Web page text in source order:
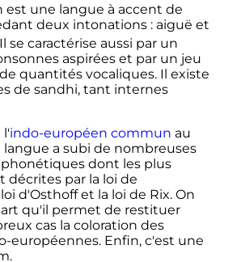
est une langue à accent de
deux intonations : aiguë et
se caractérise aussi par un
aspirées et par un jeu
quantités vocaliques. Il existe
de sandhi, tant internes
l'indo-européen commun au
langue a subi de nombreuses
dont les plus
décrites par la loi de
d'Osthoff et la loi de Rix. On
qu'il permet de restituer
cas la coloration des
européennes. Enfin, c'est une